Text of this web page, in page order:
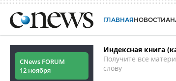
ГЛАВНАЯНОВОСТИ
CNews FORUM
12 ноября
Индексная книга
Получите все
слову